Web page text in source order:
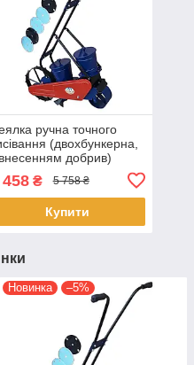
ручна точного
(двохбункерна,
добрив)
₴ 5 758 ₴
Купити
Новинка –5%